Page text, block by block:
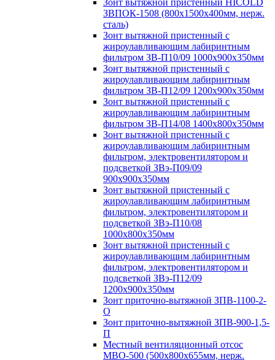
Зонт вытяжной пристенный HICOLD
ЗВПОК-1508 (800х1500х400мм, нерж.
сталь)
Зонт вытяжной пристенный с
жироулавливающим лабиринтным
фильтром ЗВ-П10/09 1000х900х350мм
Зонт вытяжной пристенный с
жироулавливающим лабиринтным
фильтром ЗВ-П12/09 1200х900х350мм
Зонт вытяжной пристенный с
жироулавливающим лабиринтным
фильтром ЗВ-П14/08 1400х800х350мм
Зонт вытяжной пристенный с
жироулавливающим лабиринтным
фильтром, электровентилятором и
подсветкой ЗВэ-П09/09
900х900х350мм
Зонт вытяжной пристенный с
жироулавливающим лабиринтным
фильтром, электровентилятором и
подсветкой ЗВэ-П10/08
1000х800х350мм
Зонт вытяжной пристенный с
жироулавливающим лабиринтным
фильтром, электровентилятором и
подсветкой ЗВэ-П12/09
1200х900х350мм
Зонт приточно-вытяжной ЗПВ-1100-2-
О
Зонт приточно-вытяжной ЗПВ-900-1,5-
П
Местный вентиляционный отсос
МВО-500 (500х800х655мм, нерж.